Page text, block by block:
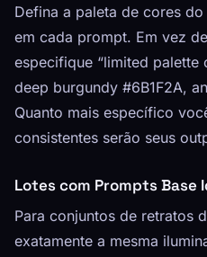
Defina a paleta de cores
em cada prompt. Em vez
especifique “limited
deep burgundy #6B1F2A,
Quanto mais específico
consistentes serão seus
Lotes com Prompts Base
Para conjuntos de retratos
exatamente a mesma